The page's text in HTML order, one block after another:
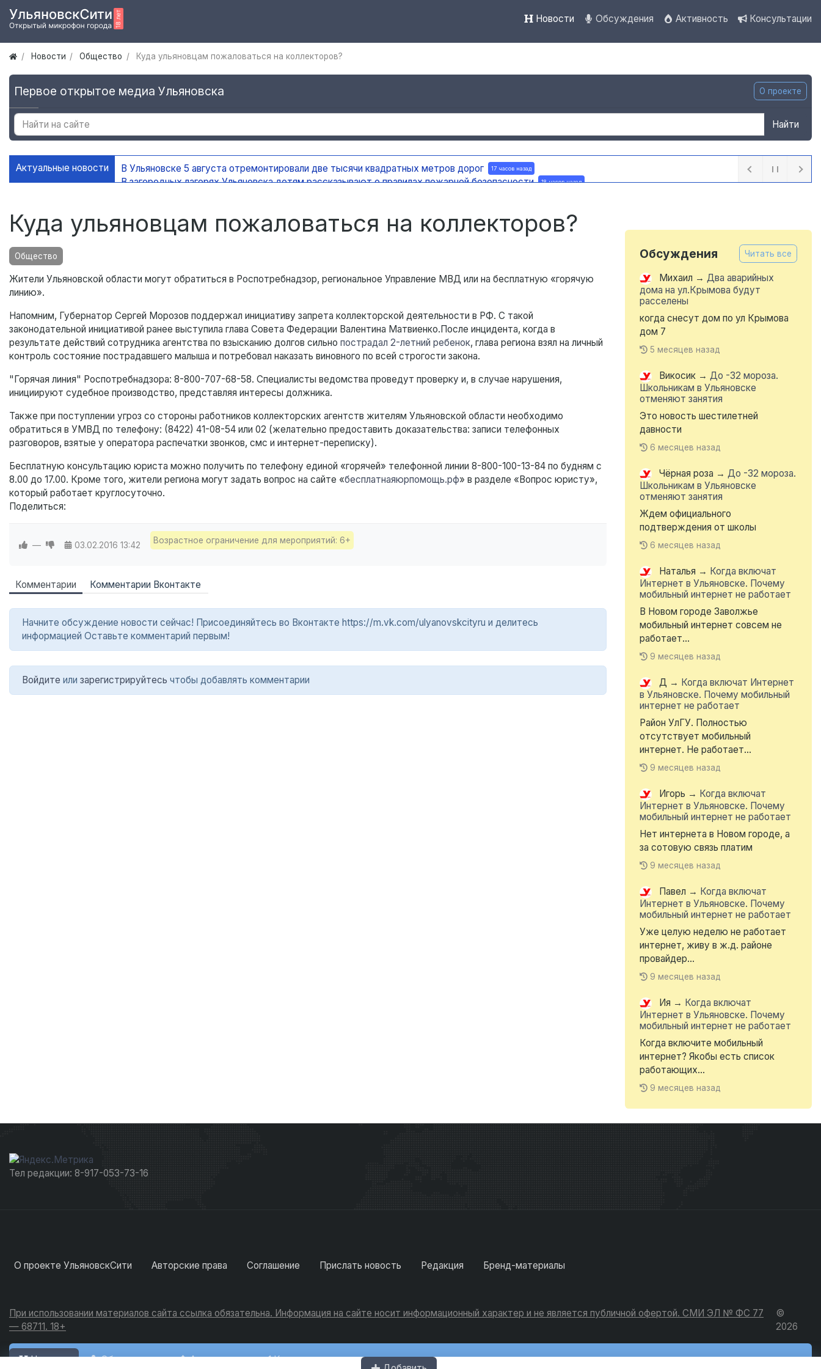
Новости Обсуждения Активность Консультации
Новости Общество Куда ульяновцам пожаловаться на коллекторов?
Первое открытое медиа Ульяновска О проекте
Найти
Актуальные новости В Ульяновске 5 августа отремонтировали две тысячи квадратных метров дорог 17 часов назад
В загородных лагерях Ульяновска детям рассказывают о правилах пожарной безопасности 18 часов назад
Куда ульяновцам пожаловаться на коллекторов?
Общество
Жители Ульяновской области могут обратиться в Роспотребнадзор, региональное Управление МВД или на бесплатную «горячую
линию».
Напомним, Губернатор Сергей Морозов поддержал инициативу запрета коллекторской деятельности в РФ. С такой
законодательной инициативой ранее выступила глава Совета Федерации Валентина Матвиенко.После инцидента, когда в
результате действий сотрудника агентства по взысканию долгов сильно пострадал 2-летний ребенок, глава региона взял на личный
контроль состояние пострадавшего малыша и потребовал наказать виновного по всей строгости закона.
"Горячая линия" Роспотребнадзора: 8-800-707-68-58. Специалисты ведомства проведут проверку и, в случае нарушения,
инициируют судебное производство, представляя интересы должника.
Также при поступлении угроз со стороны работников коллекторских агентств жителям Ульяновской области необходимо
обратиться в УМВД по телефону: (8422) 41-08-54 или 02 (желательно предоставить доказательства: записи телефонных
разговоров, взятые у оператора распечатки звонков, смс и интернет-переписку).
Бесплатную консультацию юриста можно получить по телефону единой «горячей» телефонной линии 8-800-100-13-84 по будням с
8.00 до 17.00. Кроме того, жители региона могут задать вопрос на сайте «бесплатнаяюрпомощь.рф» в разделе «Вопрос юристу»,
который работает круглосуточно.
Поделиться:
— 03.02.2016 13:42 Возрастное ограничение для мероприятий: 6+
Комментарии Комментарии Вконтакте
Начните обсуждение новости сейчас! Присоединяйтесь во Вконтакте https://m.vk.com/ulyanovskcityru и делитесь
информацией Оставьте комментарий первым!
Войдите или зарегистрируйтесь чтобы добавлять комментарии
Обсуждения Читать все
Михаил → Два аварийных
дома на ул.Крымова будут
расселены
когда снесут дом по ул Крымова
дом 7
5 месяцев назад
Викосик → До -32 мороза.
Школьникам в Ульяновске
отменяют занятия
Это новость шестилетней
давности
6 месяцев назад
Чёрная роза → До -32 мороза.
Школьникам в Ульяновске
отменяют занятия
Ждем официального
подтверждения от школы
6 месяцев назад
Наталья → Когда включат
Интернет в Ульяновске. Почему
мобильный интернет не работает
В Новом городе Заволжье
мобильный интернет совсем не
работает...
9 месяцев назад
Д → Когда включат Интернет
в Ульяновске. Почему мобильный
интернет не работает
Район УлГУ. Полностью
отсутствует мобильный
интернет. Не работает...
9 месяцев назад
Игорь → Когда включат
Интернет в Ульяновске. Почему
мобильный интернет не работает
Нет интернета в Новом городе, а
за сотовую связь платим
9 месяцев назад
Павел → Когда включат
Интернет в Ульяновске. Почему
мобильный интернет не работает
Уже целую неделю не работает
интернет, живу в ж.д. районе
провайдер...
9 месяцев назад
Ия → Когда включат
Интернет в Ульяновске. Почему
мобильный интернет не работает
Когда включите мобильный
интернет? Якобы есть список
работающих...
9 месяцев назад
Тел редакции: 8-917-053-73-16
О проекте УльяновскСити Авторские права Соглашение Прислать новость Редакция Бренд-материалы
При использовании материалов сайта ссылка обязательна. Информация на сайте носит информационный характер и не является публичной офертой. СМИ ЭЛ № ФС 77
— 68711. 18+
©
2026
Новости Обсуждения Активность Консультации